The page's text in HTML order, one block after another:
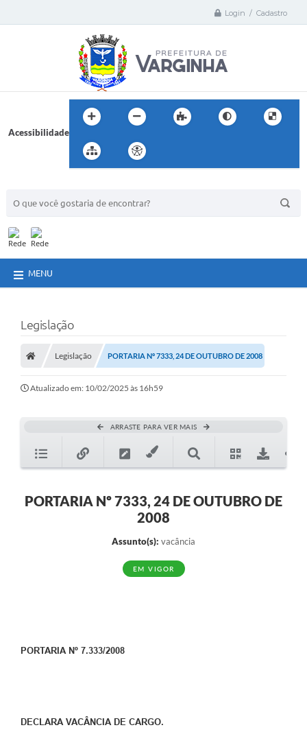
Login / Cadastro
Acessibilidade
MENU
Legislação
Legislação PORTARIA Nº 7333, 24 DE OUTUBRO DE 2008
Atualizado em: 10/02/2025 às 16h59
ARRASTE PARA VER MAIS
PORTARIA Nº 7333, 24 DE OUTUBRO DE
2008
Assunto(s): vacância
EM VIGOR
PORTARIA Nº 7.333/2008
DECLARA VACÂNCIA DE CARGO.